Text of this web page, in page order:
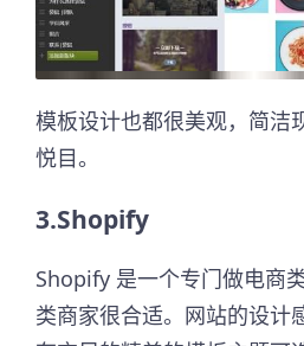
模板设计也都很美观，简洁
悦目。
3.Shopify
Shopify 是一个专门做电商
类商家很合适。网站的设计